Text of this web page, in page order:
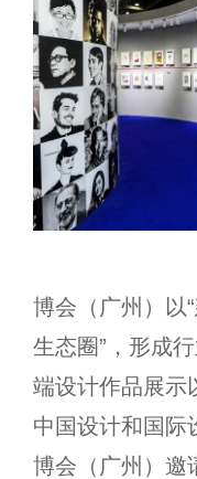
博会（广州）以
生态圈”，形成
端设计作品展示
中国设计和国际
博会（广州）